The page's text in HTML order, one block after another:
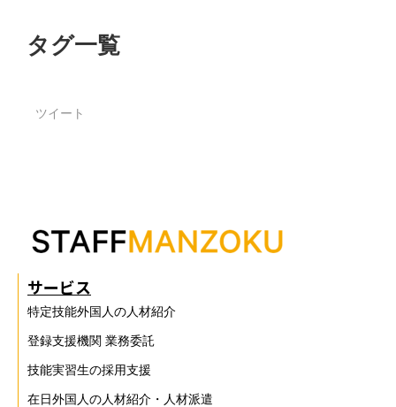
タグ一覧
ツイート
サービス
特定技能外国人の人材紹介
登録支援機関 業務委託
技能実習生の採用支援
在日外国人の人材紹介・人材派遣